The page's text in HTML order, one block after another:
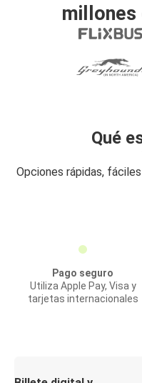
millones
Qué
Opciones rápidas,
Pago seguro
Utiliza Apple Pay, Visa y
tarjetas internacionales